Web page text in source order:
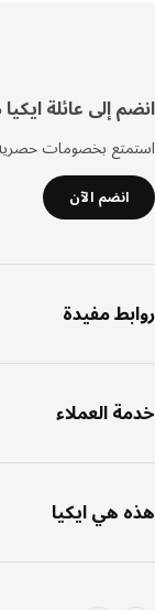
إلى عائلة ايكيا
بخصومات حصرية
انضم الآن
مفيدة
العملاء
هي ايكيا